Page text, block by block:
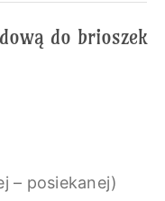
do brioszek
– posiekanej)